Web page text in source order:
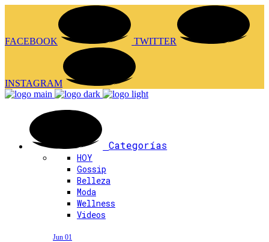
FACEBOOK TWITTER
INSTAGRAM
Categorías
HOY
Gossip
Belleza
Moda
Wellness
Videos
Jun 01